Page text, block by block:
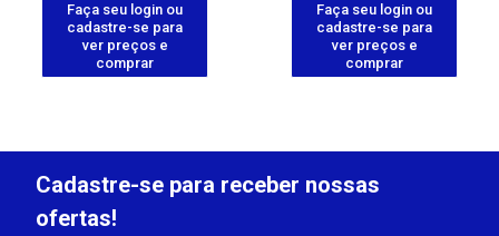
Faça seu login ou
cadastre-se para
ver preços e
comprar
Faça seu login ou
cadastre-se para
ver preços e
comprar
Cadastre-se para receber nossas
ofertas!